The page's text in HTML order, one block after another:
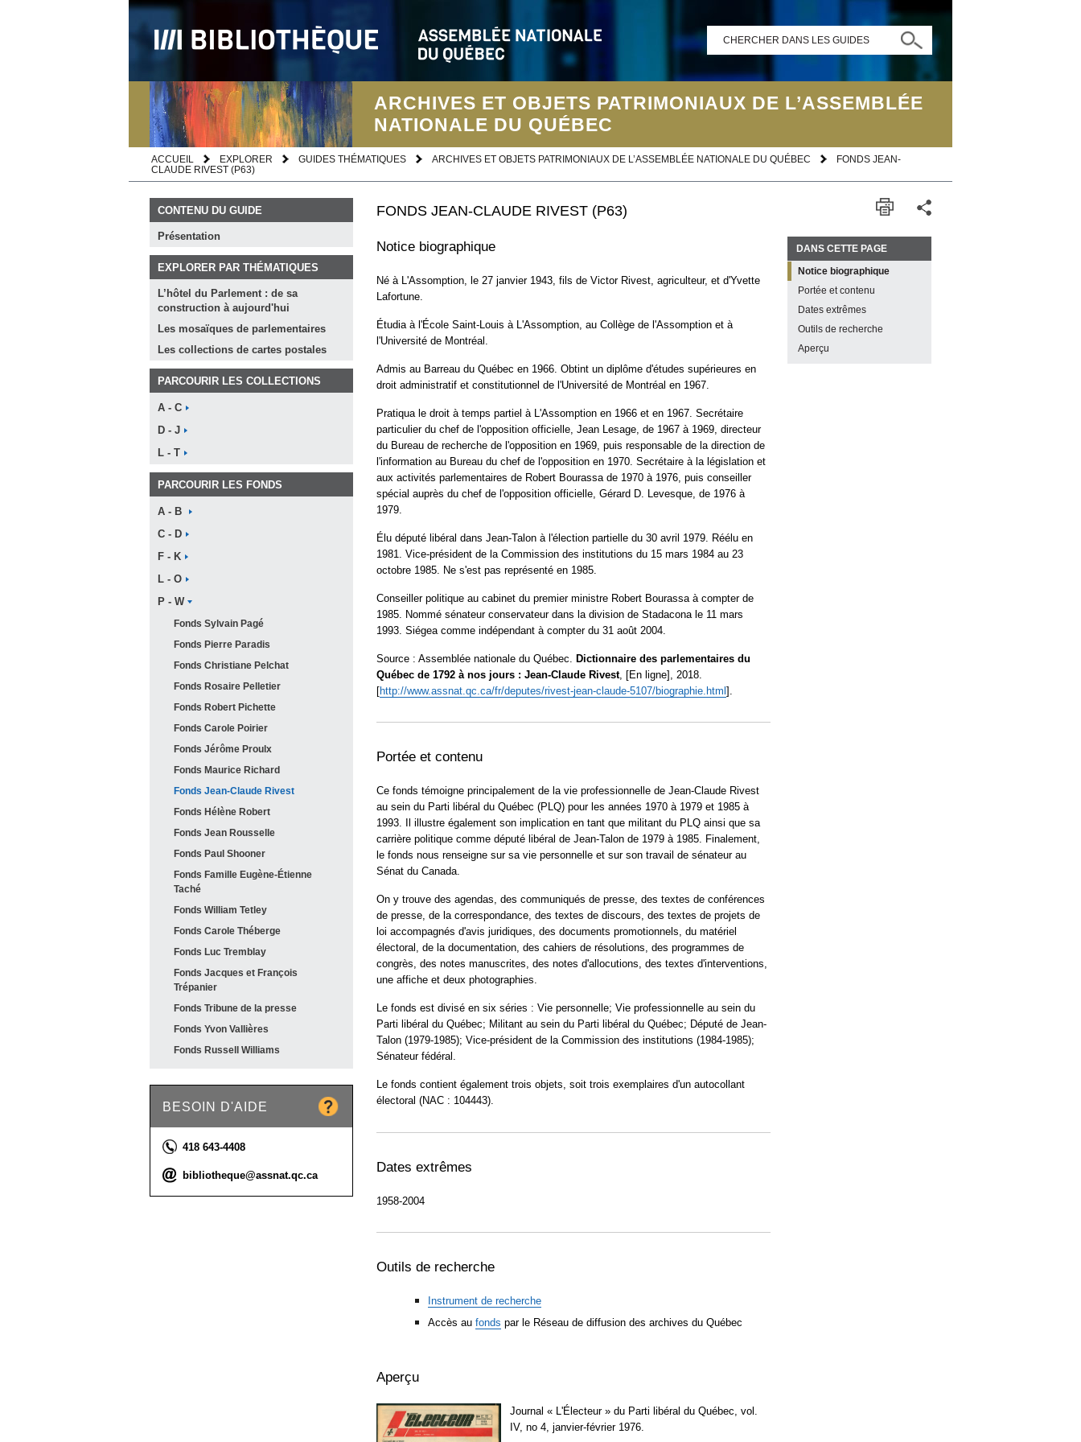
CHERCHER DANS LES GUIDES
ARCHIVES ET OBJETS PATRIMONIAUX DE L’ASSEMBLÉE
NATIONALE DU QUÉBEC
ACCUEIL EXPLORER GUIDES THÉMATIQUES ARCHIVES ET OBJETS PATRIMONIAUX DE L’ASSEMBLÉE NATIONALE DU QUÉBEC
FONDS JEAN-
CLAUDE RIVEST (P63)
CONTENU DU GUIDE
Présentation
EXPLORER PAR THÉMATIQUES
L’hôtel du Parlement : de sa
construction à aujourd'hui
Les mosaïques de parlementaires
Les collections de cartes postales
PARCOURIR LES COLLECTIONS
A - C
D - J
L - T
PARCOURIR LES FONDS
A - B
C - D
F - K
L - O
P - W
Fonds Sylvain Pagé
Fonds Pierre Paradis
Fonds Christiane Pelchat
Fonds Rosaire Pelletier
Fonds Robert Pichette
Fonds Carole Poirier
Fonds Jérôme Proulx
Fonds Maurice Richard
Fonds Jean-Claude Rivest
Fonds Hélène Robert
Fonds Jean Rousselle
Fonds Paul Shooner
Fonds Famille Eugène-Étienne
Taché
Fonds William Tetley
Fonds Carole Théberge
Fonds Luc Tremblay
Fonds Jacques et François
Trépanier
Fonds Tribune de la presse
Fonds Yvon Vallières
Fonds Russell Williams
BESOIN D'AIDE
Téléphone :
418 643-4408
Courriel :
bibliotheque@assnat.qc.ca
FONDS JEAN-CLAUDE RIVEST (P63)
Notice biographique
Né à L'Assomption, le 27 janvier 1943, fils de Victor Rivest, agriculteur, et d'Yvette
Lafortune.
Étudia à l'École Saint-Louis à L'Assomption, au Collège de l'Assomption et à
l'Université de Montréal.
Admis au Barreau du Québec en 1966. Obtint un diplôme d'études supérieures en
droit administratif et constitutionnel de l'Université de Montréal en 1967.
Pratiqua le droit à temps partiel à L'Assomption en 1966 et en 1967. Secrétaire
particulier du chef de l'opposition officielle, Jean Lesage, de 1967 à 1969, directeur
du Bureau de recherche de l'opposition en 1969, puis responsable de la direction de
l'information au Bureau du chef de l'opposition en 1970. Secrétaire à la législation et
aux activités parlementaires de Robert Bourassa de 1970 à 1976, puis conseiller
spécial auprès du chef de l'opposition officielle, Gérard D. Levesque, de 1976 à
1979.
Élu député libéral dans Jean-Talon à l'élection partielle du 30 avril 1979. Réélu en
1981. Vice-président de la Commission des institutions du 15 mars 1984 au 23
octobre 1985. Ne s'est pas représenté en 1985.
Conseiller politique au cabinet du premier ministre Robert Bourassa à compter de
1985. Nommé sénateur conservateur dans la division de Stadacona le 11 mars
1993. Siégea comme indépendant à compter du 31 août 2004.
Source : Assemblée nationale du Québec. Dictionnaire des parlementaires du
Québec de 1792 à nos jours : Jean-Claude Rivest, [En ligne], 2018.
[http://www.assnat.qc.ca/fr/deputes/rivest-jean-claude-5107/biographie.html ].
Portée et contenu
Ce fonds témoigne principalement de la vie professionnelle de Jean-Claude Rivest
au sein du Parti libéral du Québec (PLQ) pour les années 1970 à 1979 et 1985 à
1993. Il illustre également son implication en tant que militant du PLQ ainsi que sa
carrière politique comme député libéral de Jean-Talon de 1979 à 1985. Finalement,
le fonds nous renseigne sur sa vie personnelle et sur son travail de sénateur au
Sénat du Canada.
On y trouve des agendas, des communiqués de presse, des textes de conférences
de presse, de la correspondance, des textes de discours, des textes de projets de
loi accompagnés d'avis juridiques, des documents promotionnels, du matériel
électoral, de la documentation, des cahiers de résolutions, des programmes de
congrès, des notes manuscrites, des notes d'allocutions, des textes d'interventions,
une affiche et deux photographies.
Le fonds est divisé en six séries : Vie personnelle; Vie professionnelle au sein du
Parti libéral du Québec; Militant au sein du Parti libéral du Québec; Député de Jean-
Talon (1979-1985); Vice-président de la Commission des institutions (1984-1985);
Sénateur fédéral.
Le fonds contient également trois objets, soit trois exemplaires d'un autocollant
électoral (NAC : 104443).
Dates extrêmes
1958-2004
Outils de recherche
Instrument de recherche
Accès au fonds par le Réseau de diffusion des archives du Québec
Aperçu
Journal « L'Électeur » du Parti libéral du Québec, vol.
IV, no 4, janvier-février 1976.
DANS CETTE PAGE
Notice biographique
Portée et contenu
Dates extrêmes
Outils de recherche
Aperçu